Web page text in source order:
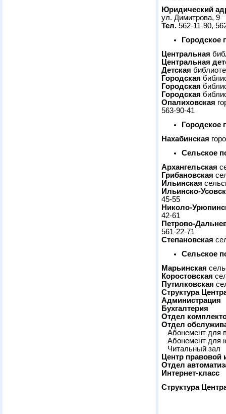
Юридический
ул. Димитрова, 9
Тел. 562-11-90,
Городское
Центральная
Центральная
Детская
Городская
Городская
Городская
Опалиховская
563-90-41
Городское
Нахабинская
Сельское
Архангельская
Грибановская
Ильинская
Ильинско-
45-55
Николо-
42-61
Петрово-
561-22-71
Степановская
Сельское
Марьинская
Коростовская
Путилковская
Структура
Администрация
Бухгалтерия
Отдел
Отдел
Абонемент для
Абонемент для
Читальный зал
Центр
Отдел
Интернет-класс
Структура